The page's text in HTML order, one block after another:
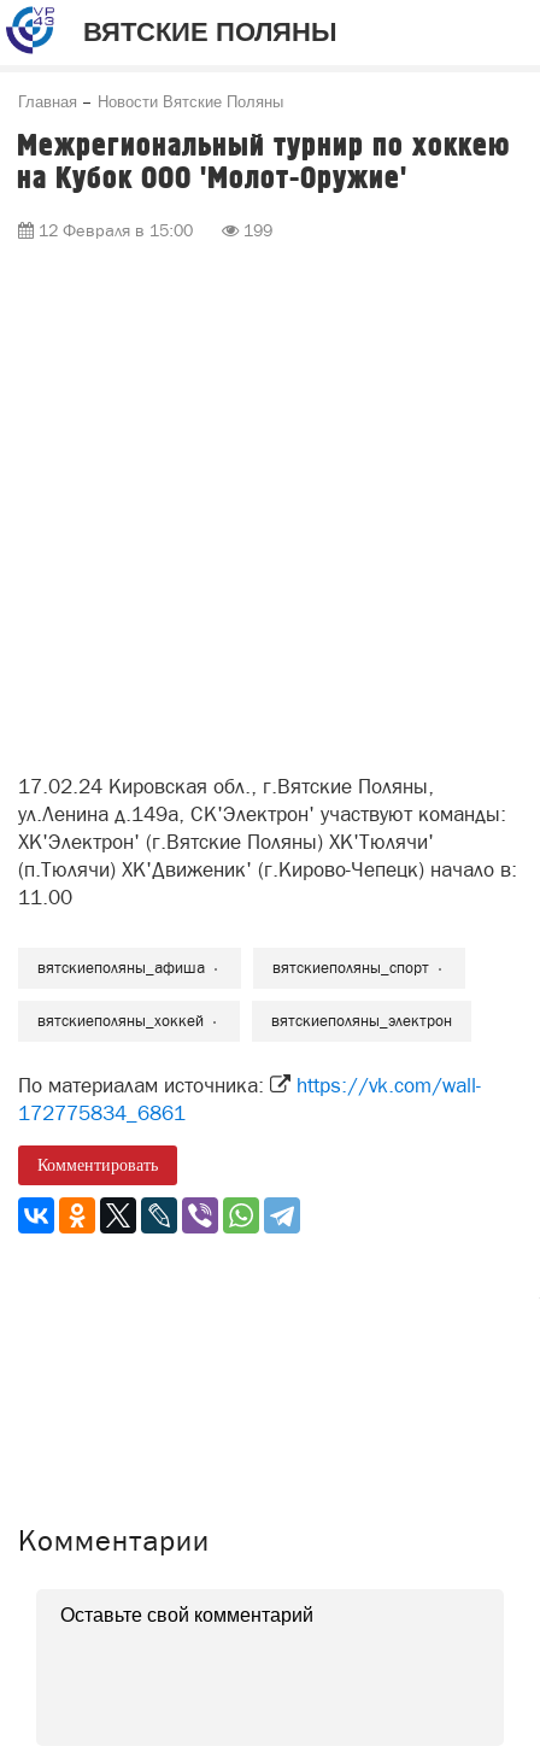
ВЯТСКИЕ ПОЛЯНЫ
Главная Новости Вятские Поляны
Межрегиональный турнир по хоккею
на Кубок ООО 'Молот-Оружие'
12 Февраля в 15:00 199
17.02.24 Кировская обл., г.Вятские Поляны,
ул.Ленина д.149а, СК'Электрон' участвуют команды:
ХК'Электрон' (г.Вятские Поляны) ХК'Тюлячи'
(п.Тюлячи) ХК'Движеник' (г.Кирово-Чепецк) начало в:
11.00
вятскиеполяны_афиша вятскиеполяны_спорт
вятскиеполяны_хоккей вятскиеполяны_электрон
По материалам источника:
https://vk.com/wall-
172775834_6861
Комментировать
Комментарии